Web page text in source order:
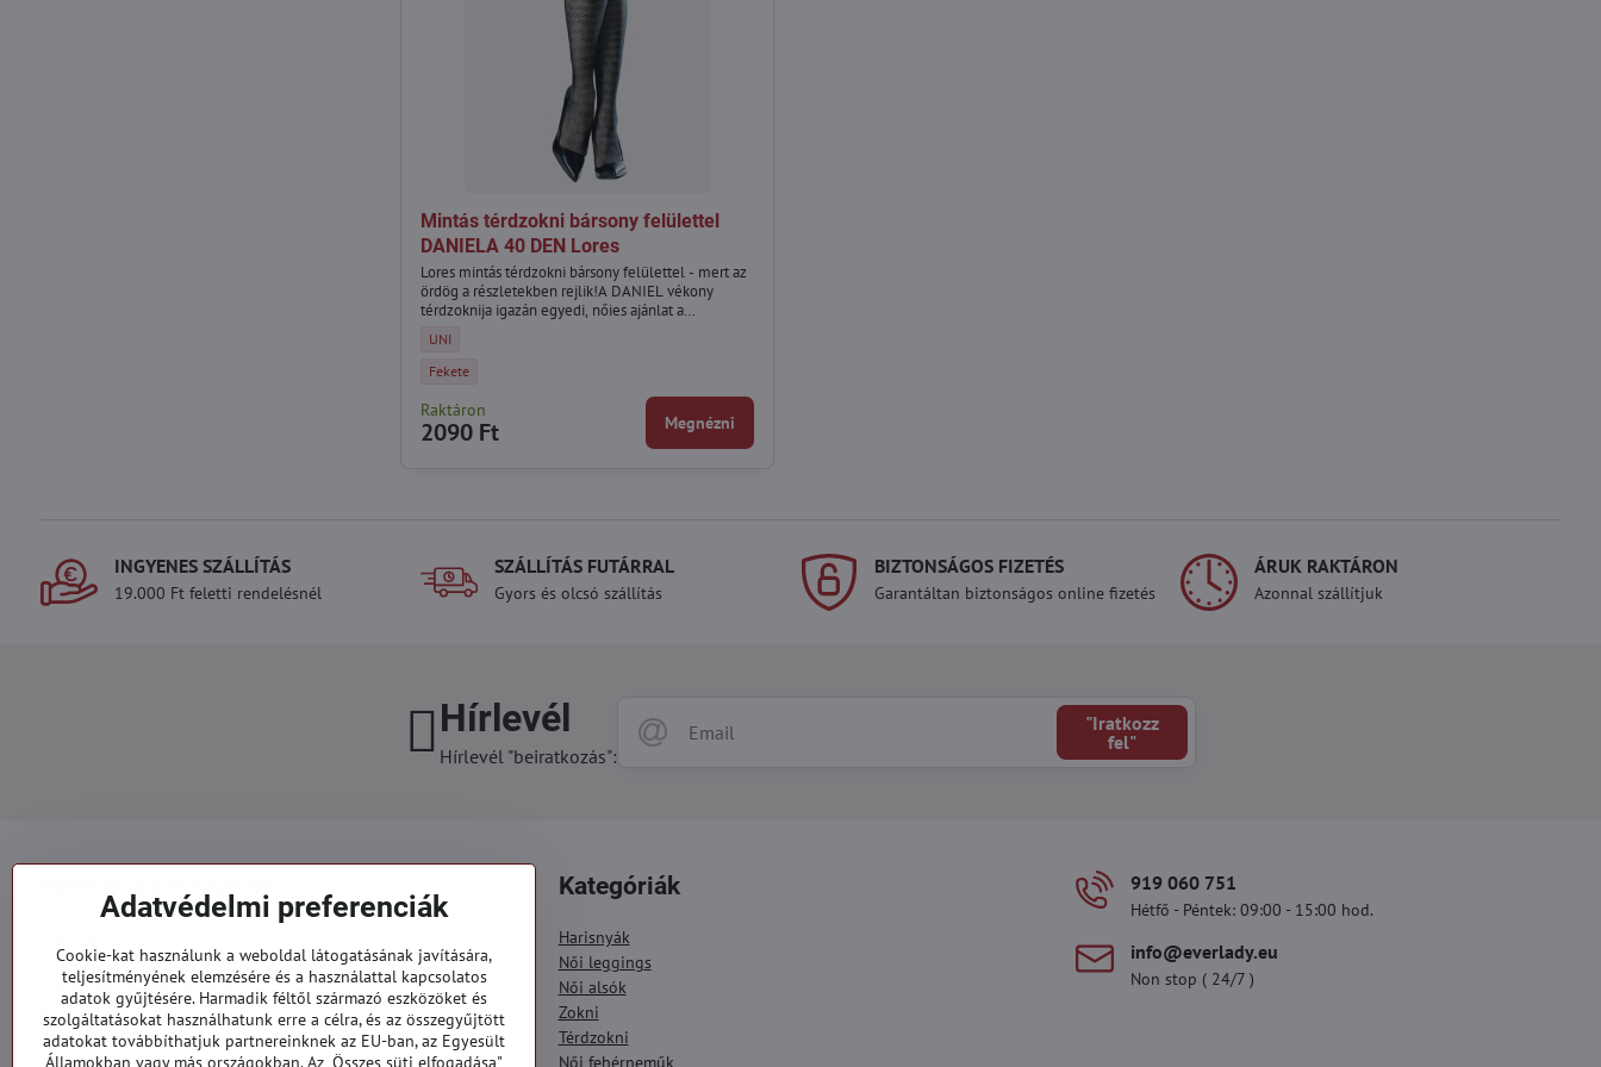
Mintás térdzokni bársony felülettel
DANIELA 40 DEN Lores
Lores mintás térdzokni bársony felülettel - mert az
ördög a részletekben rejlik!A DANIEL vékony
térdzoknija igazán egyedi, nőies ajánlat a
Mintás térdzokni bársony felülettel DANIELA 40 DEN Lores - Méret:
UNI
Mintás térdzokni bársony felülettel DANIELA 40 DEN Lores - Szín:
Fekete
Raktáron
2090 Ft Megnézni
INGYENES SZÁLLÍTÁS
19.000 Ft feletti rendelésnél
SZÁLLÍTÁS FUTÁRRAL
Gyors és olcsó szállítás
BIZTONSÁGOS FIZETÉS
Garantáltan biztonságos online fizetés
ÁRUK RAKTÁRON
Azonnal szállítjuk
Hírlevél
Hírlevél "beiratkozás":
"Iratkozz
fel"
Általános szerződési feltételek
Személyes adatok védelme
Reklamációs űrlap
Kapcsolatt
Kategóriák
Harisnyák
Női leggings
Női alsók
Zokni
Térdzokni
Női fehérneműk
919 060 751
Hétfő - Péntek: 09:00 - 15:00 hod.
info​@everlady​.eu
Non stop ( 24/7 )
Adatvédelmi preferenciák
Cookie-kat használunk a weboldal látogatásának javítására,
teljesítményének elemzésére és a használattal kapcsolatos
adatok gyűjtésére. Harmadik féltől származó eszközöket és
szolgáltatásokat használhatunk erre a célra, és az összegyűjtött
adatokat továbbíthatjuk partnereinknek az EU-ban, az Egyesült
Államokban vagy más országokban. Az „Összes süti elfogadása"